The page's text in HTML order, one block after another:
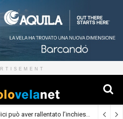
Bayesian, la carenza di giudici può aver rallentato l’inchiesta (Cronaca)